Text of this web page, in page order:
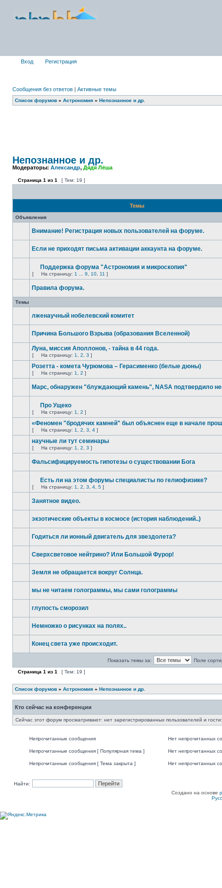
Вход Регистрация
Сообщения без ответов | Активные темы
Список форумов » Астрономия » Непознанное и др.
Непознанное и др.
Модераторы: Александр, Дядя Лёша
Страница 1 из 1 [ Тем: 19 ]
Темы
Объявления
Внимание! Регистрация новых пользователей на форуме.
Если не приходят письма активации аккаунта на форуме.
Поддержка форума "Астрономия и микроскопия"
[ На страницу: 1 9 10 11 ]
Правила форума.
Темы
лженаучный нобелевский комитет
Причина Большого Взрыва (образования Вселенной)
Луна, миссия Аполлонов, - тайна в 44 года.
[ На страницу: 1 2 3 ]
Розетта - комета Чурюмова – Герасименко (белые дюны)
[ На страницу: 1 2 ]
Марс, обнаружен "блуждающий камень", NASA подтвердило
Про Ущеко
[ На страницу: 1 2 ]
«Феномен "бродячих камней" был объяснен еще в начале
[ На страницу: 1 2 3 4 ]
научные ли тут семинары
[ На страницу: 1 2 3 ]
Фальсифицируемость гипотезы о существовании Бога
Есть ли на этом форумы специалисты по гелиофизике?
[ На страницу: 1 2 3 4 5 ]
Занятное видео.
экзотические объекты в космосе (история наблюдений..)
Годиться ли ионный двигатель для звездолета?
Сверхсветовое нейтрино? Или Большой Фурор!
Земля не обращается вокруг Солнца.
мы не читаем голограммы, мы сами голограммы
глупость сморозил
Немножко о рисунках на полях..
Конец света уже происходит.
Показать темы за: Поле
Страница 1 из 1 [ Тем: 19 ]
Список форумов » Астрономия » Непознанное и др.
Кто сейчас на конференции
Сейчас этот форум просматривают: нет зарегистрированных пользователей и
Непрочитанные сообщения Нет непрочитанных
Непрочитанные сообщения [ Популярная тема ] Нет непрочитанных
Непрочитанные сообщения [ Тема закрыта ] Нет непрочитанных
Найти:
Создано на основе